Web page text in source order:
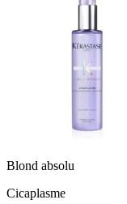
Blond absolu
Cicaplasme